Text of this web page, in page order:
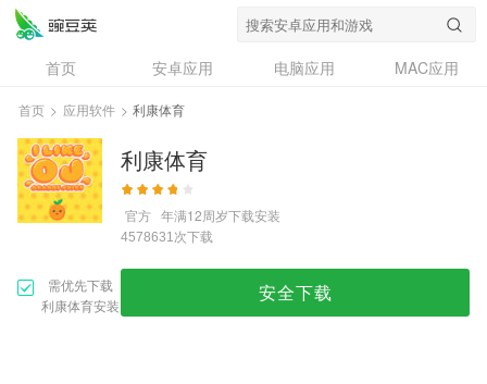
首页 安卓应用 电脑应用
MAC应用
资讯
专题
问答
首页 > 应用软件 > 利康体育
利康体育
官方 年满12周岁下载安装
4578631次下载
需优先下载
利康体育安装
安全下载